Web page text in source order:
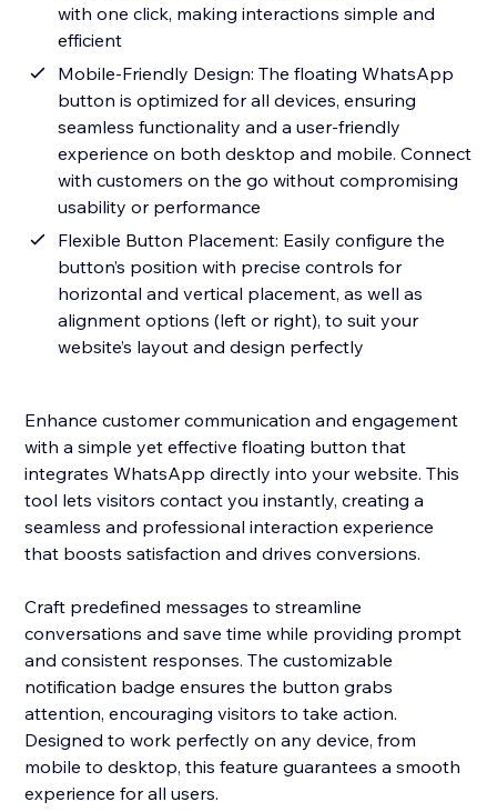
with one click, making interactions simple and
efficient
Mobile-Friendly Design: The floating WhatsApp
button is optimized for all devices, ensuring
seamless functionality and a user-friendly
experience on both desktop and mobile. Connect
with customers on the go without compromising
usability or performance
Flexible Button Placement: Easily configure the
button’s position with precise controls for
horizontal and vertical placement, as well as
alignment options (left or right), to suit your
website’s layout and design perfectly
Enhance customer communication and engagement
with a simple yet effective floating button that
integrates WhatsApp directly into your website. This
tool lets visitors contact you instantly, creating a
seamless and professional interaction experience
that boosts satisfaction and drives conversions.
Craft predefined messages to streamline
conversations and save time while providing prompt
and consistent responses. The customizable
notification badge ensures the button grabs
attention, encouraging visitors to take action.
Designed to work perfectly on any device, from
mobile to desktop, this feature guarantees a smooth
experience for all users.